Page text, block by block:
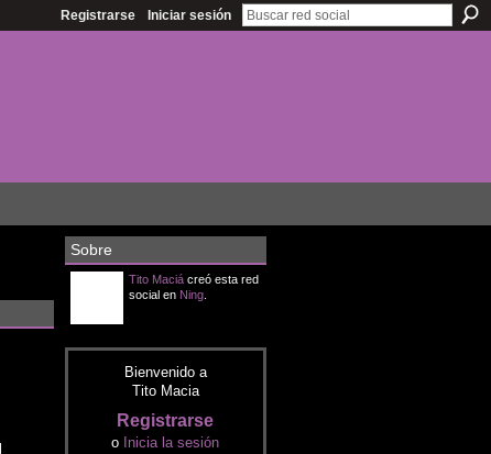
Registrarse Iniciar sesión
Sobre
Tito Maciácreó esta red
social en Ning.
Bienvenido a
Tito Macia
Registrarse
o Inicia la sesión